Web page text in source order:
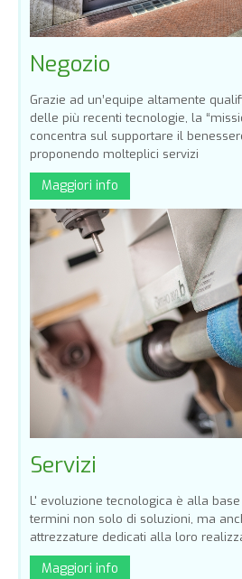
Negozio
Grazie ad un’equipe altamente
delle più recenti tecnologie, la
concentra sul supportare il
proponendo molteplici servizi
Maggiori info
Servizi
L' evoluzione tecnologica è alla
termini non solo di soluzioni, ma
attrezzature dedicati alla loro
Maggiori info